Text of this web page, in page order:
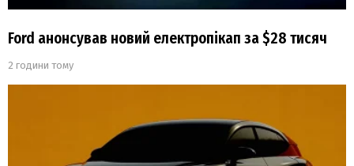
Ford анонсував новий електропікап за $28 тисяч
2 години тому